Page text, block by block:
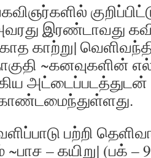
இரண்டாவது
காற்று|
~கனவுகளின்
பற்றி
~பாச – கயிறு| (பக்